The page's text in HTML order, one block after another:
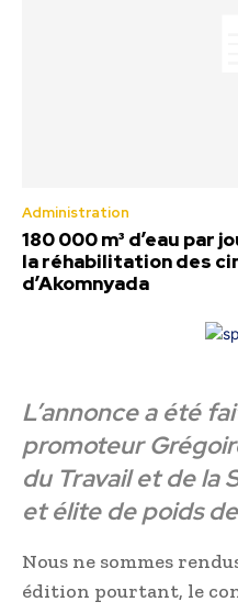
Administration
180 000 m³ d’eau par
la réhabilitation des
d’Akomnyada
L’annonce a été
promoteur
du Travail et de la
et élite de poids
Nous ne sommes
édition pourtant, le